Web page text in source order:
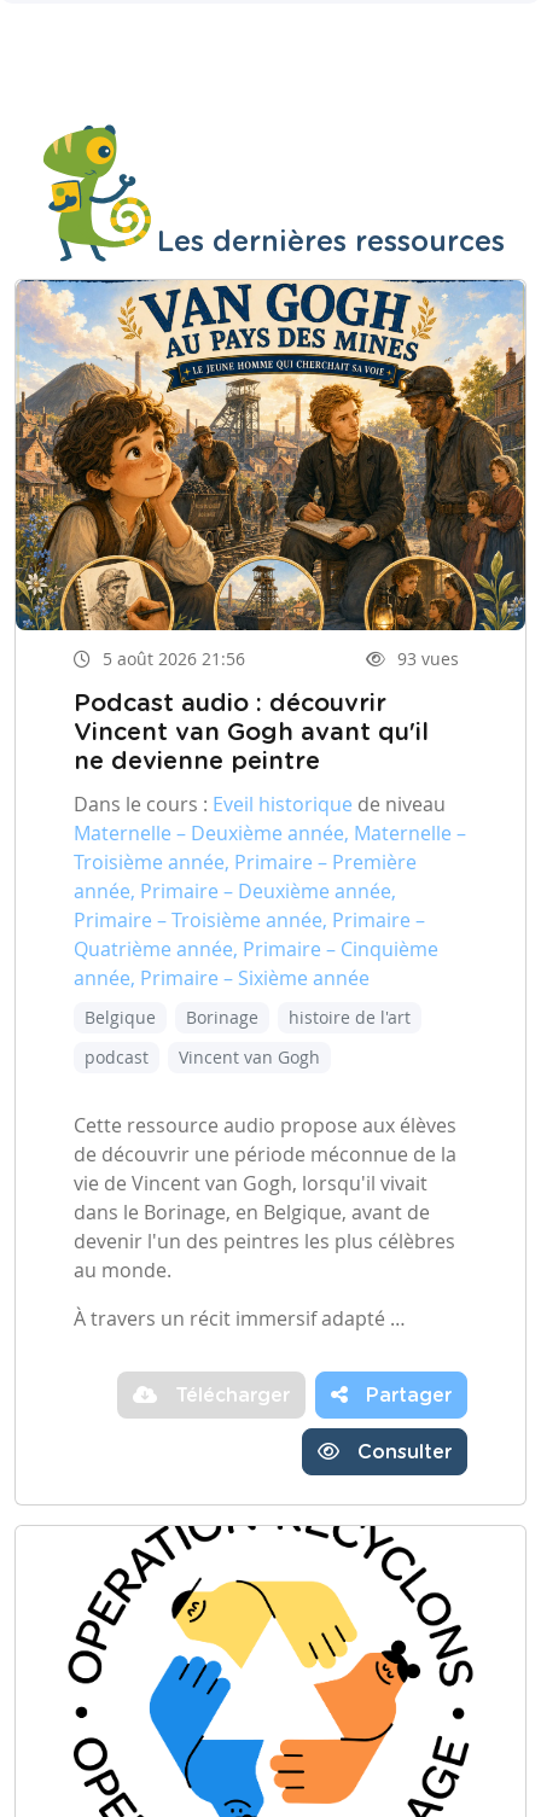
Les dernières ressources
5 août 2026 21:56 93 vues
Podcast audio : découvrir
Vincent van Gogh avant qu'il
ne devienne peintre
Dans le cours : Eveil historique de niveau
Maternelle – Deuxième année, Maternelle –
Troisième année, Primaire – Première
année, Primaire – Deuxième année,
Primaire – Troisième année, Primaire –
Quatrième année, Primaire – Cinquième
année, Primaire – Sixième année
Belgique Borinage
histoire de l'art
podcast
Vincent van Gogh
Cette ressource audio propose aux élèves
de découvrir une période méconnue de la
vie de Vincent van Gogh, lorsqu'il vivait
dans le Borinage, en Belgique, avant de
devenir l'un des peintres les plus célèbres
au monde.
À travers un récit immersif adapté …
Télécharger Partager
Consulter